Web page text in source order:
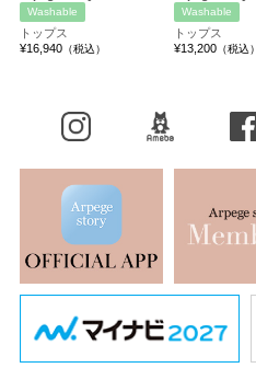
Washable
トップス
¥16,940（税込）
Washable
トップス
¥13,200（税込）